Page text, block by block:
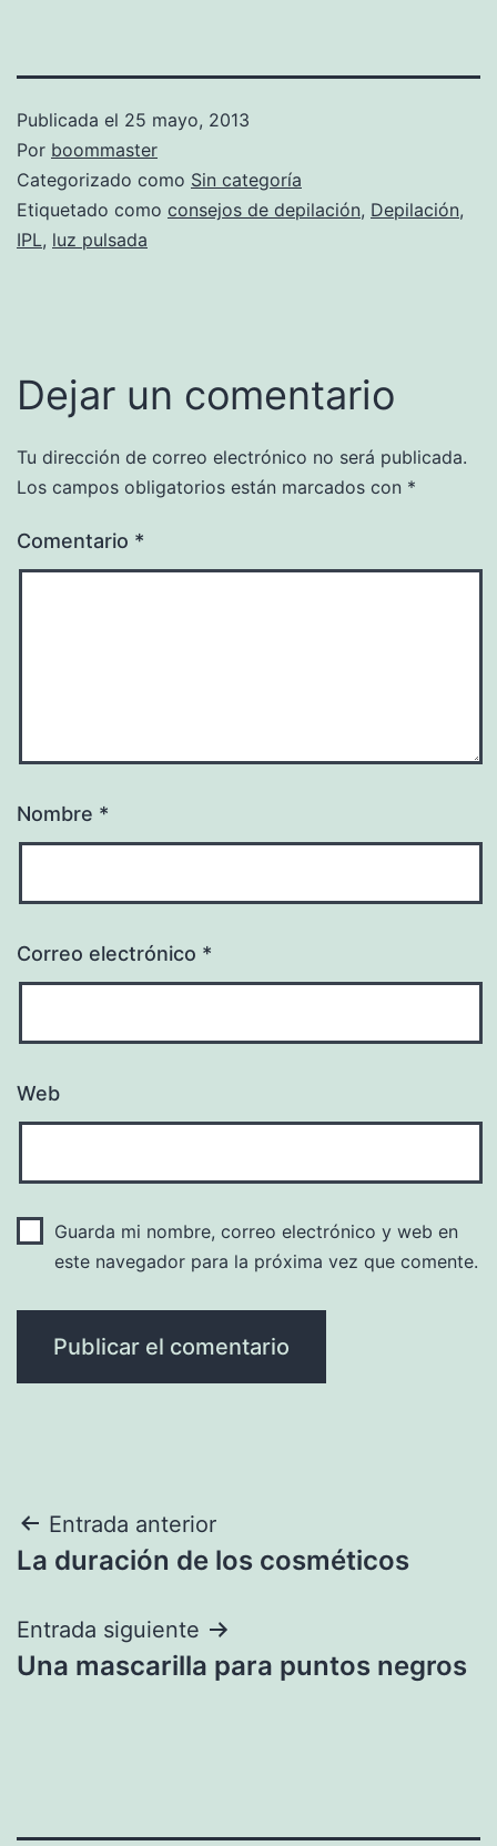
Publicada el 25 mayo, 2013
Por boommaster
Categorizado como Sin categoría
Etiquetado como consejos de depilación, Depilación,
IPL, luz pulsada
Dejar un comentario
Tu dirección de correo electrónico no será publicada.
Los campos obligatorios están marcados con *
Comentario *
Nombre *
Correo electrónico *
Web
Guarda mi nombre, correo electrónico y web en
este navegador para la próxima vez que comente.
Navegación
de
entradas
Entrada anterior
La duración de los cosméticos
Entrada siguiente
Una mascarilla para puntos negros